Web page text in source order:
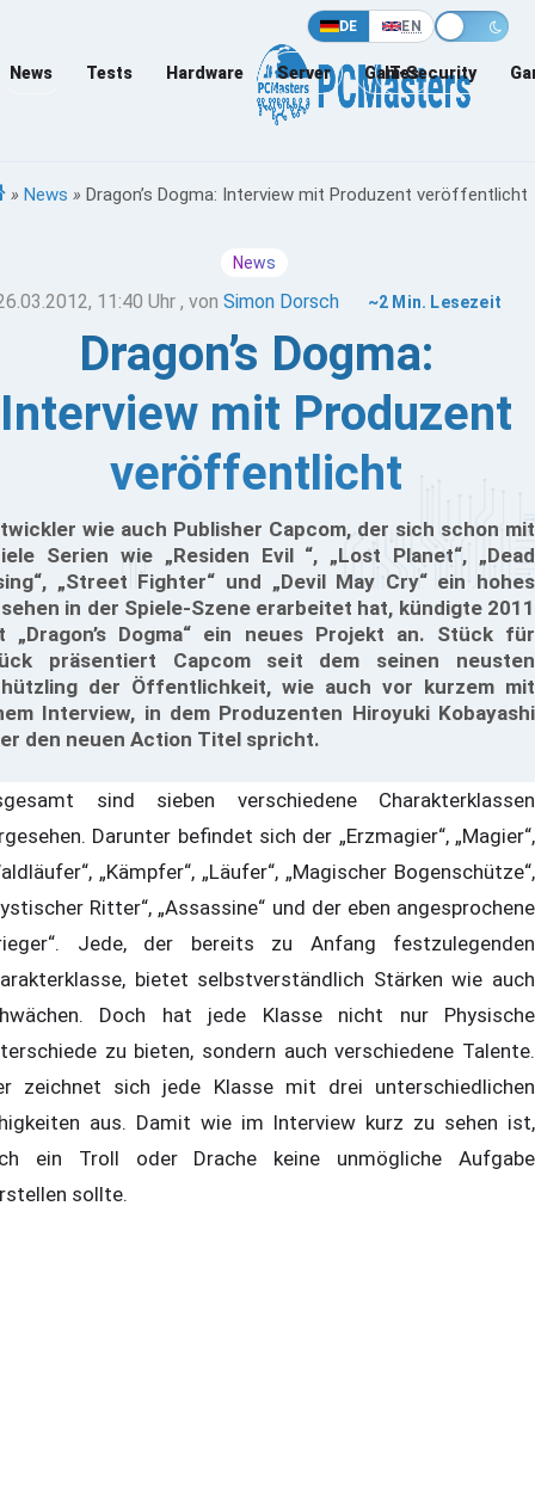
DE EN
News Tests Hardware Server Games
IT-Security
» News » Dragon’s Dogma: Interview mit Produzent veröffentlicht
News
11:40 Uhr , von Simon Dorsch ~2 Min. Lesezeit
Dragon’s Dogma:
Interview mit Produzent
veröffentlicht
wie auch Publisher Capcom, der sich schon mit
Serien wie „Residen Evil “, „Lost Planet“, „Dead
„Street Fighter“ und „Devil May Cry“ ein hohes
in der Spiele-Szene erarbeitet hat, kündigte 2011
„Dragon’s Dogma“ ein neues Projekt an. Stück für
präsentiert Capcom seit dem seinen neusten
der Öffentlichkeit, wie auch vor kurzem mit
Interview, in dem Produzenten Hiroyuki Kobayashi
den neuen Action Titel spricht.
sind sieben verschiedene Charakterklassen
Darunter befindet sich der „Erzmagier“, „Magier“,
„Kämpfer“, „Läufer“, „Magischer Bogenschütze“,
Ritter“, „Assassine“ und der eben angesprochene
Jede, der bereits zu Anfang festzulegenden
bietet selbstverständlich Stärken wie auch
Doch hat jede Klasse nicht nur Physische
zu bieten, sondern auch verschiedene Talente.
zeichnet sich jede Klasse mit drei unterschiedlichen
aus. Damit wie im Interview kurz zu sehen ist,
ein Troll oder Drache keine unmögliche Aufgabe
sollte.